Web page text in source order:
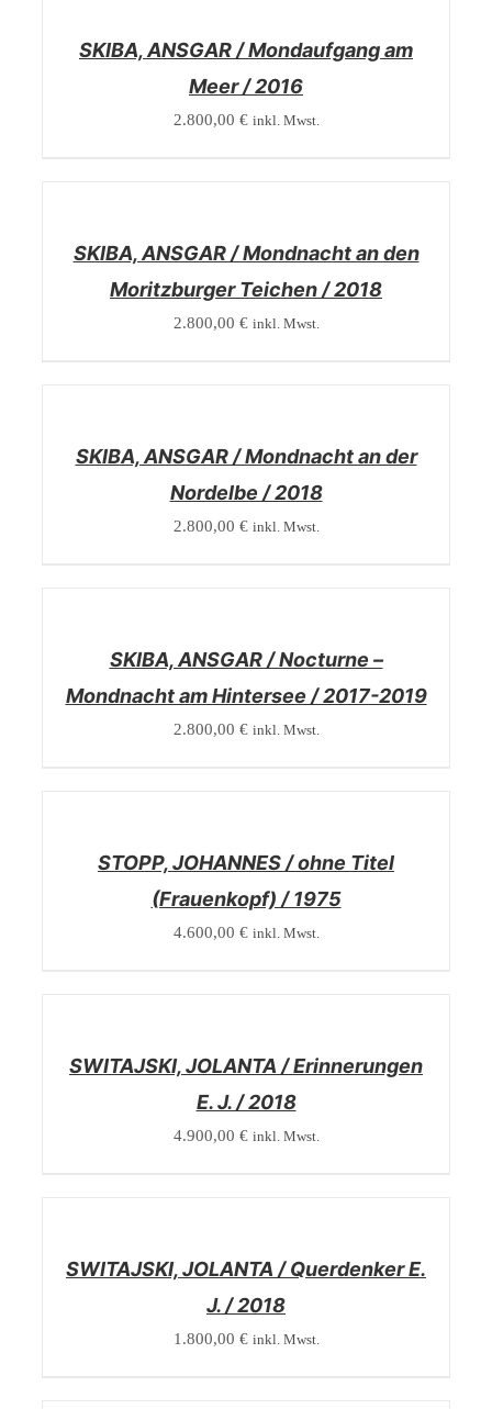
SKIBA, ANSGAR / Mondaufgang am
Meer / 2016
2.800,00 € inkl. Mwst.
SKIBA, ANSGAR / Mondnacht an den
Moritzburger Teichen / 2018
2.800,00 € inkl. Mwst.
SKIBA, ANSGAR / Mondnacht an der
Nordelbe / 2018
2.800,00 € inkl. Mwst.
SKIBA, ANSGAR / Nocturne –
Mondnacht am Hintersee / 2017-2019
2.800,00 € inkl. Mwst.
STOPP, JOHANNES / ohne Titel
(Frauenkopf) / 1975
4.600,00 € inkl. Mwst.
SWITAJSKI, JOLANTA / Erinnerungen
E. J. / 2018
4.900,00 € inkl. Mwst.
SWITAJSKI, JOLANTA / Querdenker E.
J. / 2018
1.800,00 € inkl. Mwst.